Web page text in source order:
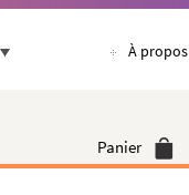
À propos
Panier